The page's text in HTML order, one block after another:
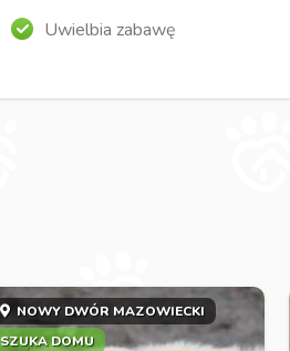
Uwielbia zabawę
NOWY DWÓR MAZOWIECKI
SZUKA DOMU